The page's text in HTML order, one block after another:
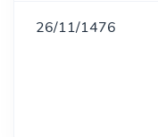
26/11/1476